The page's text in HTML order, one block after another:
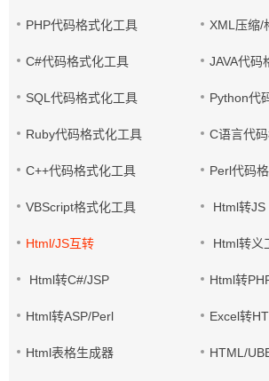
PHP代码格式化工具 XML压缩/
C#代码格式化工具 JAVA代码
SQL代码格式化工具 Python代
Ruby代码格式化工具 C语言代
C++代码格式化工具 Perl代码
VBScript格式化工具 Html转JS
Html/JS互转 Html转义
Html转C#/JSP Html转
Html转ASP/Perl Excel转
Html表格生成器 HTML/